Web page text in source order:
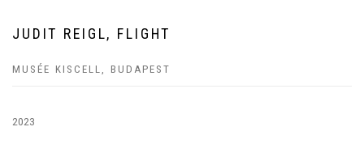
JUDIT REIGL, FLIGHT
MUSÉE KISCELL, BUDAPEST
2023